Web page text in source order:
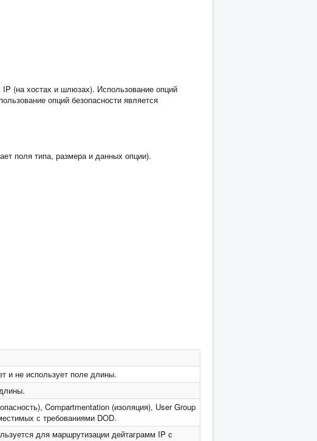
(на хостах и шлюзах). Использование опций
опций безопасности является
поля типа, размера и данных опции).
и не использует поле длины.
Compartmentation (изоляция), User Group
с требованиями DOD.
для маршрутизации дейтаграмм IP с